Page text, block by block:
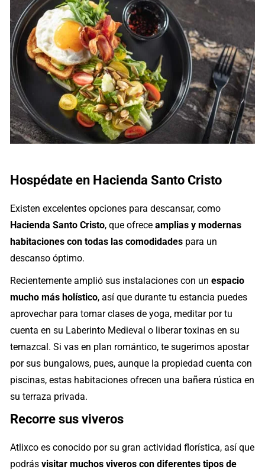
Hospédate en Hacienda Santo Cristo
Existen excelentes opciones para descansar, como
Hacienda Santo Cristo, que ofrece amplias y modernas
habitaciones con todas las comodidades para un
descanso óptimo.
Recientemente amplió sus instalaciones con un espacio
mucho más holístico, así que durante tu estancia puedes
aprovechar para tomar clases de yoga, meditar por tu
cuenta en su Laberinto Medieval o liberar toxinas en su
temazcal. Si vas en plan romántico, te sugerimos apostar
por sus bungalows, pues, aunque la propiedad cuenta con
piscinas, estas habitaciones ofrecen una bañera rústica en
su terraza privada.
Recorre sus viveros
Atlixco es conocido por su gran actividad florística, así que
podrásvisitar muchos viveros con diferentes tipos de